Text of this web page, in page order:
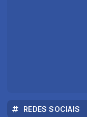
REDES SOCIAIS